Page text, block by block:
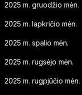
2025 m. gruodžio mėn.
2025 m. lapkričio mėn.
2025 m. spalio mėn.
2025 m. rugsėjo mėn.
2025 m. rugpjūčio mėn.